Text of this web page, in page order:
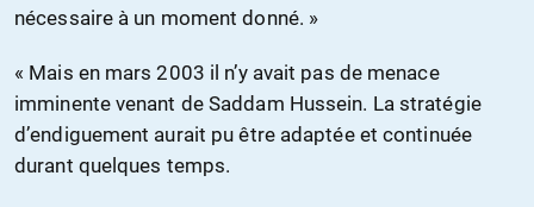
nécessaire à un moment donné. »
« Mais en mars 2003 il n’y avait pas de menace
imminente venant de Saddam Hussein. La stratégie
d’endiguement aurait pu être adaptée et continuée
durant quelques temps.